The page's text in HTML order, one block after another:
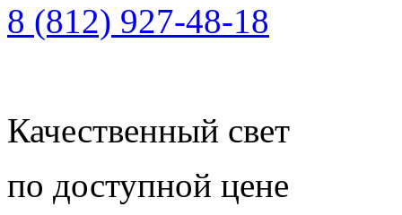
8 (812) 927-48-18
Качественный свет
по доступной цене